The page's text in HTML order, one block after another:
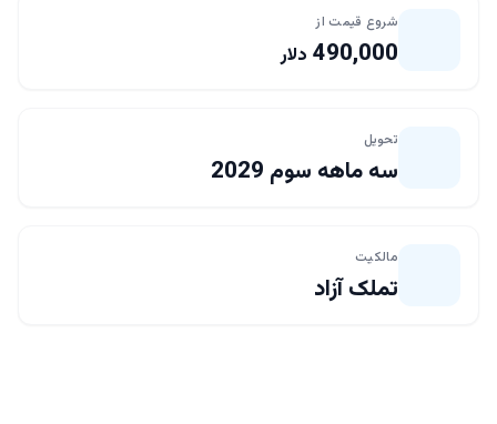
شروع قیمت از
490,000 دلار
تحویل
سه ماهه سوم 2029
مالکیت
تملک آزاد